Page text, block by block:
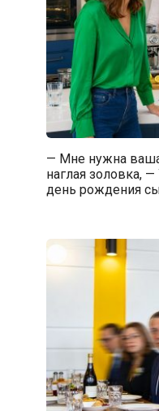
— Мне нужна
наглая золовка,
день рождения